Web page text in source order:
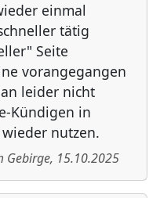
einmal
tätig
Seite
vorangegangen
leider nicht
Kündigen in
nutzen.
Gebirge, 15.10.2025